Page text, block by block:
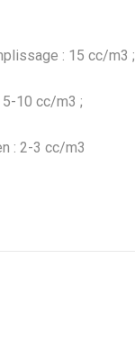
: 15 cc/m3 ;
10 cc/m3 ;
: 2-3 cc/m3